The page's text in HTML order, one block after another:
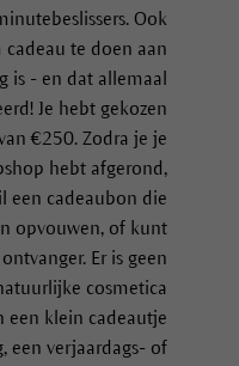
Ook
cadeau te doen aan
is - en dat allemaal
Je hebt gekozen
€250. Zodra je je
hebt afgerond,
een cadeaubon die
opvouwen, of kunt
Er is geen
cosmetica
een klein cadeautje
een verjaardags- of